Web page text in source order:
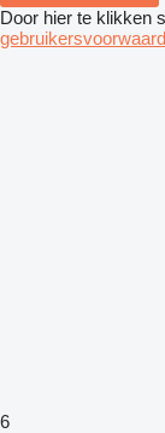
Door hier te klikken
6